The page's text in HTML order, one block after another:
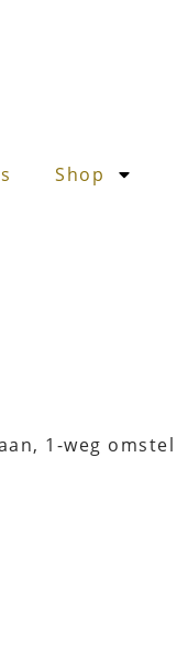
Shop
1-weg omstel